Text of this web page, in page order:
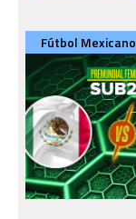
Fútbol Mexicano